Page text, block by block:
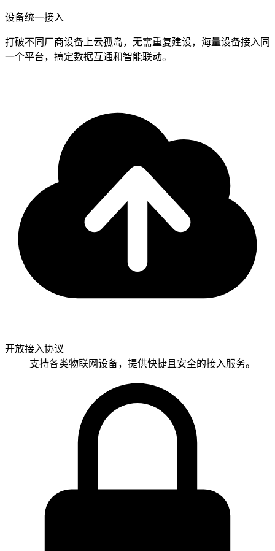
设备统一接入
打破不同厂商设备上云孤岛，无需重复建设，海量设备接入同
一个平台，搞定数据互通和智能联动。
开放接入协议
支持各类物联网设备，提供快捷且安全的接入服务。